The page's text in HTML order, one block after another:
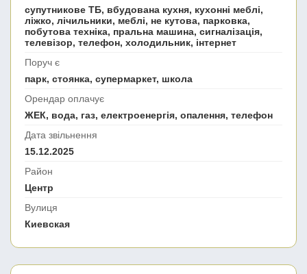
супутникове ТБ, вбудована кухня, кухонні меблі,
ліжко, лічильники, меблі, не кутова, парковка,
побутова техніка, пральна машина, сигналізація,
телевізор, телефон, холодильник, інтернет
Поруч є
парк, стоянка, супермаркет, школа
Орендар оплачує
ЖЕК, вода, газ, електроенергія, опалення, телефон
Дата звільнення
15.12.2025
Район
Центр
Вулиця
Киевская